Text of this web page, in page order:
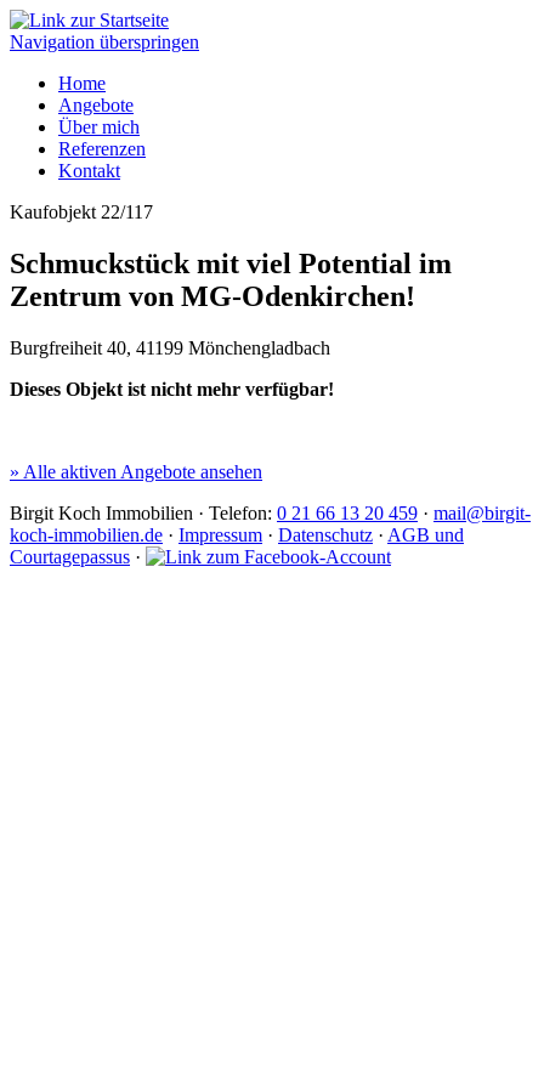
Navigation überspringen
Home
Angebote
Über mich
Referenzen
Kontakt
Kaufobjekt 22/117
Schmuckstück mit viel Potential im
Zentrum von MG-Odenkirchen!
Burgfreiheit 40, 41199 Mönchengladbach
Dieses Objekt ist nicht mehr verfügbar!
» Alle aktiven Angebote ansehen
Birgit Koch Immobilien · Telefon: 0 21 66 13 20 459 · mail@birgit-
koch-immobilien.de · Impressum · Datenschutz · AGB und
Courtagepassus ·